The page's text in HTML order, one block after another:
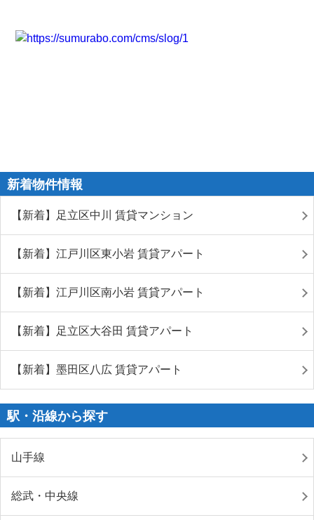
新着物件情報
【新着】足立区中川 賃貸マンション
【新着】江戸川区東小岩 賃貸アパート
【新着】江戸川区南小岩 賃貸アパート
【新着】足立区大谷田 賃貸アパート
【新着】墨田区八広 賃貸アパート
駅・沿線から探す
山手線
総武・中央線